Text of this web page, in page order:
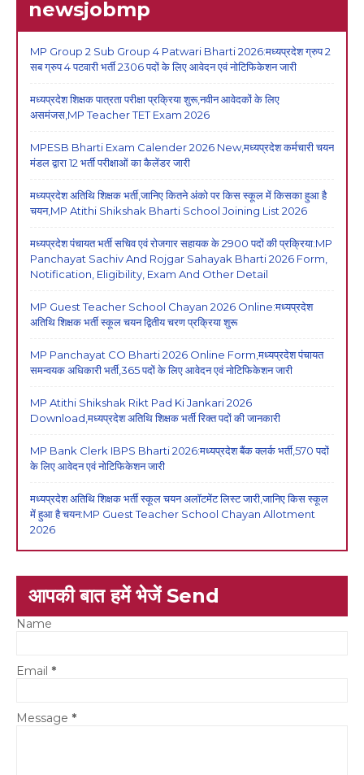
newsjobmp
MP Group 2 Sub Group 4 Patwari Bharti 2026:मध्यप्रदेश ग्रुप 2
सब ग्रुप 4 पटवारी भर्ती 2306 पदों के लिए आवेदन एवं नोटिफिकेशन जारी
मध्यप्रदेश शिक्षक पात्रता परीक्षा प्रक्रिया शुरू,नवीन आवेदकों के लिए
असमंजस,MP Teacher TET Exam 2026
MPESB Bharti Exam Calender 2026 New,मध्यप्रदेश कर्मचारी चयन
मंडल द्वारा 12 भर्ती परीक्षाओं का कैलेंडर जारी
मध्यप्रदेश अतिथि शिक्षक भर्ती,जानिए कितने अंको पर किस स्कूल में किसका हुआ है
चयन,MP Atithi Shikshak Bharti School Joining List 2026
मध्यप्रदेश पंचायत भर्ती सचिव एवं रोजगार सहायक के 2900 पदों की प्रक्रिया:MP
Panchayat Sachiv And Rojgar Sahayak Bharti 2026 Form,
Notification, Eligibility, Exam And Other Detail
MP Guest Teacher School Chayan 2026 Online:मध्यप्रदेश
अतिथि शिक्षक भर्ती स्कूल चयन द्वितीय चरण प्रक्रिया शुरू
MP Panchayat CO Bharti 2026 Online Form,मध्यप्रदेश पंचायत
समन्वयक अधिकारी भर्ती,365 पदों के लिए आवेदन एवं नोटिफिकेशन जारी
MP Atithi Shikshak Rikt Pad Ki Jankari 2026
Download,मध्यप्रदेश अतिथि शिक्षक भर्ती रिक्त पदों की जानकारी
MP Bank Clerk IBPS Bharti 2026:मध्यप्रदेश बैंक क्लर्क भर्ती,570 पदों
के लिए आवेदन एवं नोटिफिकेशन जारी
मध्यप्रदेश अतिथि शिक्षक भर्ती स्कूल चयन अलॉटमेंट लिस्ट जारी,जानिए किस स्कूल
में हुआ है चयन:MP Guest Teacher School Chayan Allotment
2026
आपकी बात हमें भेजें Send
Name
Email *
Message *